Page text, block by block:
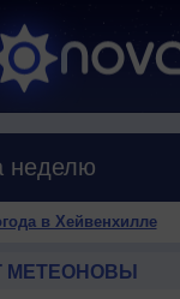
неделю
в Хейвенхилле
МЕТЕОНОВЫ